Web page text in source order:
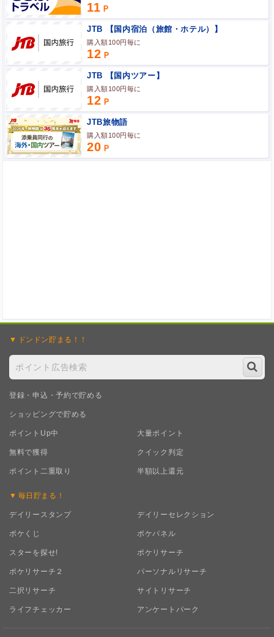
ポイント広告に関するFAQはこちら
11
JTB 【国内宿泊（旅館・ホテル）】
購入額100円毎に
12
JTB 【国内ツアー】
購入額100円毎に
12
JTB旅物語
購入額100円毎に
20
ドンドン貯まる！！
登録・申込・予約で貯める
ショッピングで貯める
ポイントUp中 大量ポイント
無料で獲得 クイック判定
ポイント二重取り 半額以上還元
毎日 貯まる！
デイリースタンプ デイリーセレクション
ポケくじ ポケパネル
スターを探せ! ポケリサーチ
ポケリサーチ２ パーソナルリサーチ
二択リサーチ サイトリサーチ
ライフチェッカー アンケートパーク